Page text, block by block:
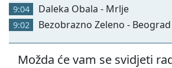
9:04 Daleka Obala - Mrlje
9:02 Bezobrazno Zeleno - Beograd
Možda će vam se svidjeti